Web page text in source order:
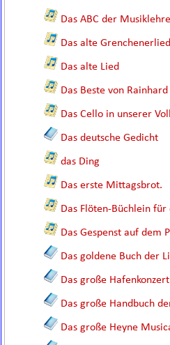
Das ABC der Musiklehre
Das alte Grenchenerlied
Das alte Lied
Das Beste von
Das Cello in unserer
Das deutsche Gedicht
das Ding
Das erste Mittagsbrot.
Das Flöten-Büchlein
Das Gespenst auf dem
Das goldene Buch der
Das große Hafenkonzert
Das große Handbuch
Das große Heyne